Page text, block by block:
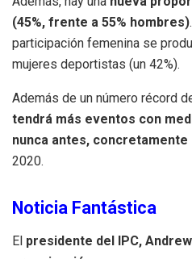
(45%, frente a 55% hombres)
participación femenina se
mujeres deportistas (un 42%).
Además de un número récord
tendrá más eventos con
nunca antes, concretamente
2020.
Noticia Fantástica
El presidente del IPC,